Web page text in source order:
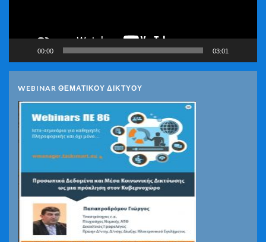
00:00 03:01
WEBINAR ΘΕΜΑΤΙΚΟΥ ΔΙΚΤΥΟΥ